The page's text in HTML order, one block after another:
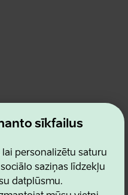
sīkfailus
personalizētu saturu
saziņas līdzekļu
datplūsmu.
Agency
politika